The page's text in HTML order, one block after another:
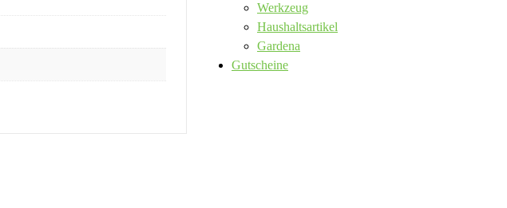
Werkzeug
Haushaltsartikel
Gardena
Gutscheine